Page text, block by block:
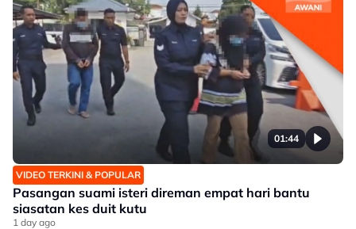
01:44
VIDEO TERKINI & POPULAR
Pasangan suami isteri direman empat hari bantu
siasatan kes duit kutu
1 day ago